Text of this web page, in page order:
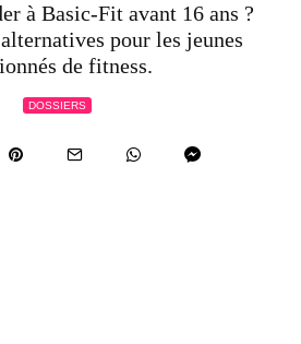
à Basic-Fit avant 16 ans ?
pour les jeunes
de fitness.
DOSSIERS